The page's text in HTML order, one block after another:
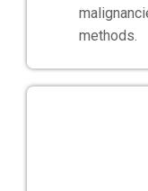
methods.